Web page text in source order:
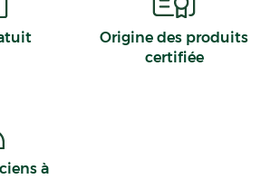
Origine des produits
certifiée
à